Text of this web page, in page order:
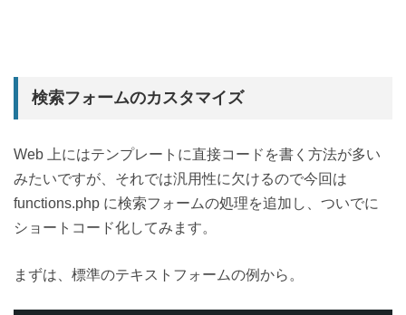
検索フォームのカスタマイズ
Web 上にはテンプレートに直接コードを書く方法が多い
みたいですが、それでは汎用性に欠けるので今回は
functions.php に検索フォームの処理を追加し、ついでに
ショートコード化してみます。
まずは、標準のテキストフォームの例から。